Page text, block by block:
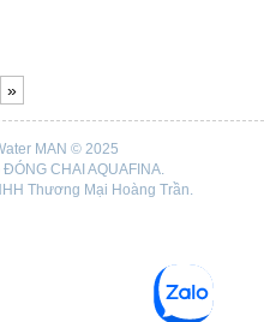
»
MAN © 2025
CHAI AQUAFINA.
Thương Mại Hoàng Trần.